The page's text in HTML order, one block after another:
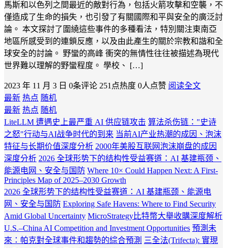
馬斯和以色列之間最近的敵對行為，包括火箭攻擊和空襲，不
僅造成了生命的損失，也引發了有關國際和平與安全的廣泛討
論。 本文探討了圍繞這些事件的多種看法，特別關注東南亞
地區所感受到的連鎖反應，以及由此產生的關於宗教和諧和全
球安全的討論。 野蠻的高峰 衝突的無情性往往被描述為現代
世界難以理解的野蠻程度。 學校、 […]
2023 年 11 月 3 日 0条评论 251点热度 0人点赞 阅读全文
最新 热点 随机
最新 热点 随机
LiteLLM 遭遇史上最严重 AI 供应链攻击 算法杀伤链："史诗
之怒"行动与AI战争时代的到来 当前AI产业热潮的成因、泡沫
特征与长期价值深度分析 2000年美股互联网泡沫崩盘的成因
深度分析 2026 全球形势下的结构性受益赛道：AI 基建瓶颈、
能源电网、安全与国防 Where 10× Could Happen Next: A First-
Principles Map of 2025–2030 Growth
2026 全球形势下的结构性受益赛道：AI 基建瓶颈、能源电
网、安全与国防 Exploring Safe Havens: Where to Find Security
Amid Global Uncertainty MicroStrategy比特幣大舉收購深度解析
U.S.–China AI Competition and Investment Opportunities 預測未
來：帕克對全球事件和趨勢的綜合預測 三全法(Trifecta): 實現